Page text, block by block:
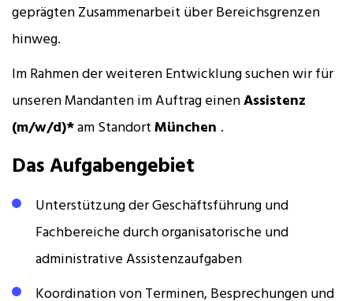
geprägten Zusammenarbeit über Bereichsgrenzen
hinweg.
Im Rahmen der weiteren Entwicklung suchen wir für
unseren Mandanten im Auftrag einenAssistenz
(m/w/d)*am StandortMünchen .
Das Aufgabengebiet
Unterstützung der Geschäftsführung und
Fachbereiche durch organisatorische und
administrative Assistenzaufgaben
Koordination von Terminen, Besprechungen und